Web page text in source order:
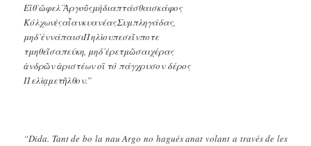
Εἴθ᾽ὤφελ᾽Ἀργοῦςμὴδιαπτάσθαισκάφος
ΚόλχωνἐςαἶανκυανέαςΣυμπληγάδας,
μηδ᾽ἐννάπαισιΠηλίουπεσεῖνποτε
τμηθεῖσαπεύκη, μηδ᾽ἐρετμῶσαιχέρας
ἀνδρῶν ἀριστέων οἳ τὸ πάγχρυσον δέρος
Πελίᾳμετῆλθον.”
“Dida. Tant de bo la nau Argo no hagués anat volant a través de les